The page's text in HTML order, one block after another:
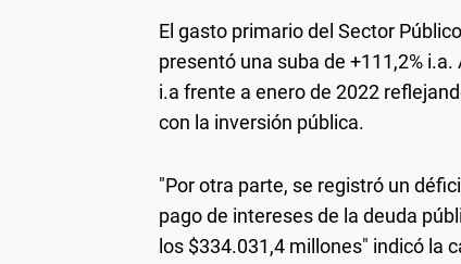
El gasto primario del Sector
presentó una suba de +111,2%
i.a frente a enero de 2022
con la inversión pública.
"Por otra parte, se registró un
pago de intereses de la deuda
los $334.031,4 millones" indicó la